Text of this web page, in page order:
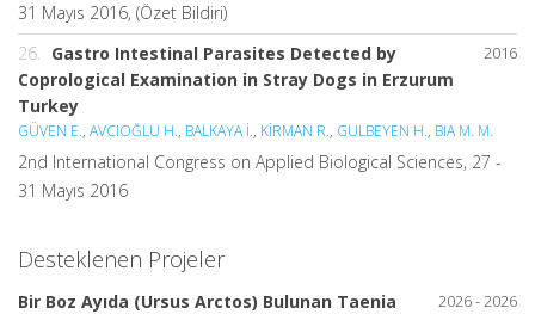
31 Mayıs 2016, (Özet Bildiri)
2016
26. Gastro Intestinal Parasites Detected by
Coprological Examination in Stray Dogs in Erzurum
Turkey
GÜVEN E., AVCIOĞLU H., BALKAYA İ., KİRMAN R., GULBEYEN H., BIA M. M.
2nd International Congress on Applied Biological Sciences, 27 -
31 Mayıs 2016
Desteklenen Projeler
2026 - 2026
Bir Boz Ayıda (Ursus Arctos) Bulunan Taenia